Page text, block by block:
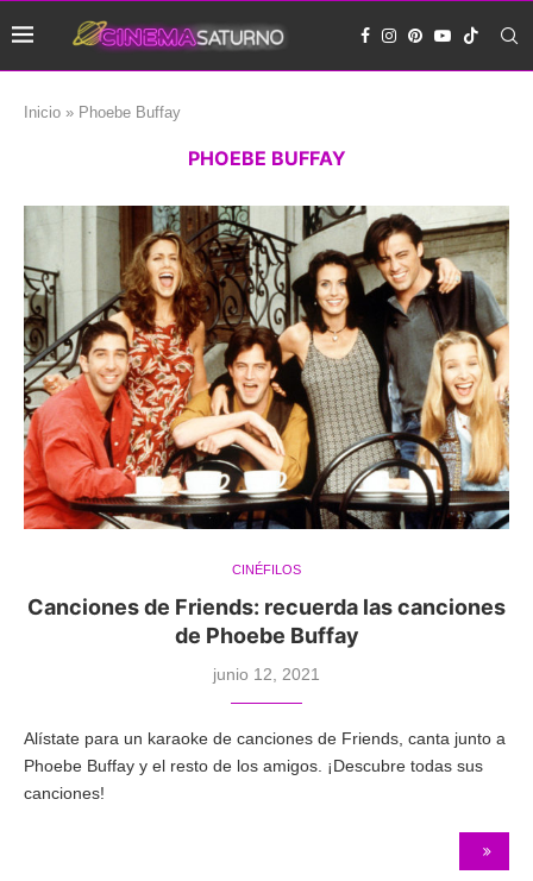
Inicio » Phoebe Buffay
PHOEBE BUFFAY
CINÉFILOS
Canciones de Friends: recuerda las canciones
de Phoebe Buffay
junio 12, 2021
Alístate para un karaoke de canciones de Friends, canta junto a
Phoebe Buffay y el resto de los amigos. ¡Descubre todas sus
canciones!